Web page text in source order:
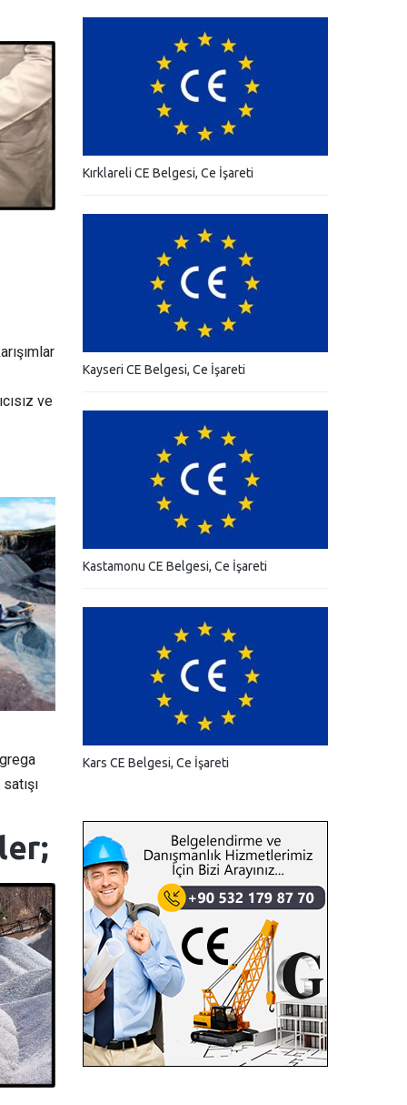
ve
Kırklareli CE Belgesi, Ce İşareti
Kayseri CE Belgesi, Ce İşareti
Kastamonu CE Belgesi, Ce İşareti
Kars CE Belgesi, Ce İşareti